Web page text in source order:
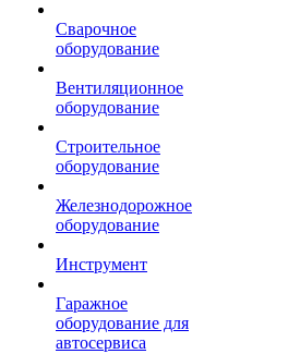
Сварочное
оборудование
Вентиляционное
оборудование
Строительное
оборудование
Железнодорожное
оборудование
Инструмент
Гаражное
оборудование для
автосервиса